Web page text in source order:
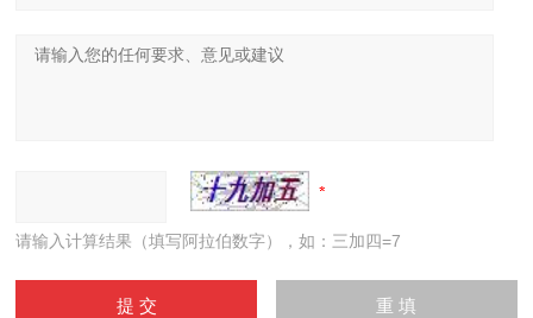
请输入计算结果（填写阿拉伯数字），如：三加四=7